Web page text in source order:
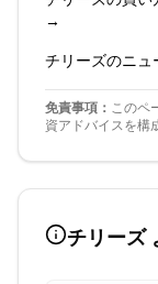
→
チリーズのニ
免責事項： このペ
資アドバイスを構
チリーズ